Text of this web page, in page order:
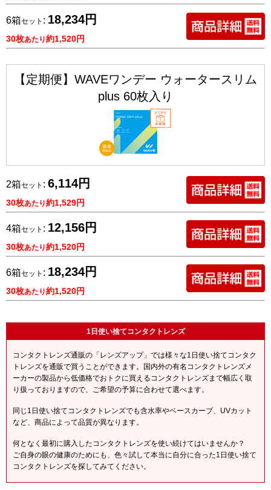
6箱セット : 18,234円
30枚あたり約1,520円
【定期便】WAVEワンデー ウォータースリム
plus 60枚入り
2箱セット : 6,114円
30枚あたり約1,529円
4箱セット : 12,156円
30枚あたり約1,520円
6箱セット : 18,234円
30枚あたり約1,520円
1日使い捨てコンタクトレンズ
コンタクトレンズ通販の「レンズアップ」では様々な1日使い捨てコンタク
トレンズを通販で買うことができます。国内外の有名コンタクトレンズメ
ーカーの製品から低価格でおトクに買えるコンタクトレンズまで幅広く取
り扱っておりますので、ご希望の予算に合わせて選べます。
同じ1日使い捨てコンタクトレンズでも含水率やベースカーブ、UVカット
など、商品によって品質が異なります。
何となく最初に購入したコンタクトレンズを使い続けてはいませんか？
ご自身の眼の健康のためにも、色々試して本当に自分に合った1日使い捨て
コンタクトレンズを探してみてください。